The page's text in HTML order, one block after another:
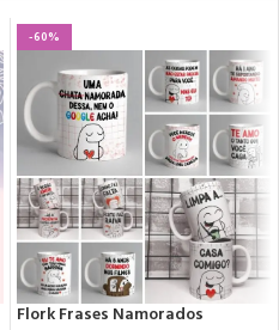
-60%
Flork Frases Namorados